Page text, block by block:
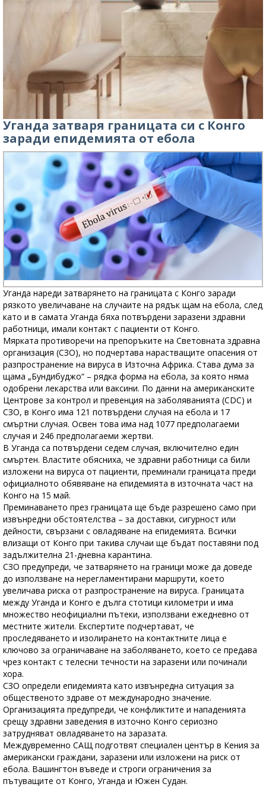
Уганда затваря границата си с Конго
заради епидемията от ебола
Уганда нареди затварянето на границата с Конго заради
рязкото увеличаване на случаите на рядък щам на ебола, след
като и в самата Уганда бяха потвърдени заразени здравни
работници, имали контакт с пациенти от Конго.
Мярката противоречи на препоръките на Световната здравна
организация (СЗО), но подчертава нарастващите опасения от
разпространение на вируса в Източна Африка. Става дума за
щама „Бундибуджо“ – рядка форма на ебола, за която няма
одобрени лекарства или ваксини. По данни на американските
Центрове за контрол и превенция на заболяванията (CDC) и
СЗО, в Конго има 121 потвърдени случая на ебола и 17
смъртни случая. Освен това има над 1077 предполагаеми
случая и 246 предполагаеми жертви.
В Уганда са потвърдени седем случая, включително един
смъртен. Властите обясниха, че здравни работници са били
изложени на вируса от пациенти, преминали границата преди
официалното обявяване на епидемията в източната част на
Конго на 15 май.
Преминаването през границата ще бъде разрешено само при
извънредни обстоятелства – за доставки, сигурност или
дейности, свързани с овладяване на епидемията. Всички
влизащи от Конго при такива случаи ще бъдат поставяни под
задължителна 21-дневна карантина.
СЗО предупреди, че затварянето на граници може да доведе
до използване на нерегламентирани маршрути, което
увеличава риска от разпространение на вируса. Границата
между Уганда и Конго е дълга стотици километри и има
множество неофициални пътеки, използвани ежедневно от
местните жители. Експертите подчертават, че
проследяването и изолирането на контактните лица е
ключово за ограничаване на заболяването, което се предава
чрез контакт с телесни течности на заразени или починали
хора.
СЗО определи епидемията като извънредна ситуация за
общественото здраве от международно значение.
Организацията предупреди, че конфликтите и нападенията
срещу здравни заведения в източно Конго сериозно
затрудняват овладяването на заразата.
Междувременно САЩ подготвят специален център в Кения за
американски граждани, заразени или изложени на риск от
ебола. Вашингтон въведе и строги ограничения за
пътуващите от Конго, Уганда и Южен Судан.